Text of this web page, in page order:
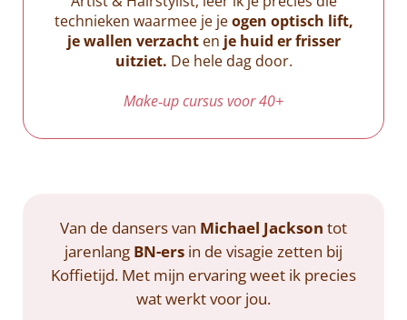
technieken waarmee je jeogen optisch lift,
je wallen verzachten je huid er frisser
uitziet. De hele dag door.
Make‑up cursus voor 40+
Van de dansers van Michael Jackson tot
jarenlang BN-ers in de visagie zetten bij
Koffietijd. Met mijn ervaring weet ik precies
wat werkt voor jou.